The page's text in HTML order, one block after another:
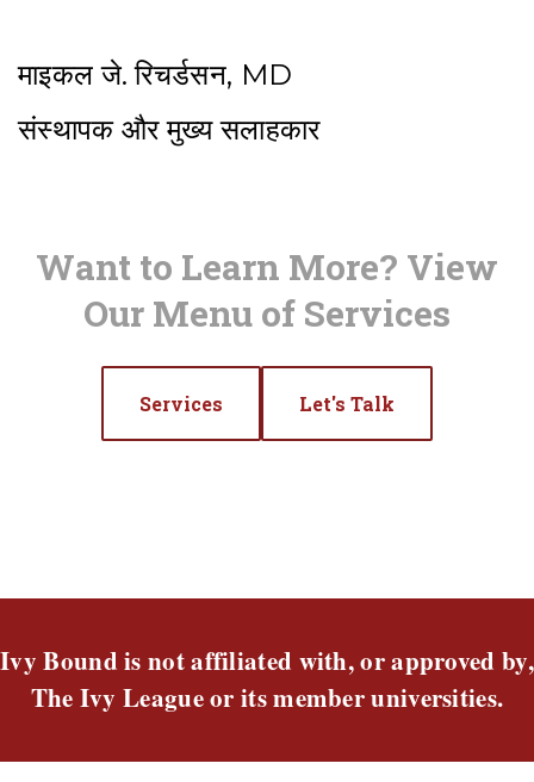
माइकल जे. रिचर्डसन, MD
संस्थापक और मुख्य सलाहकार
Want to Learn More? View
Our Menu of Services
Services Let's Talk
Ivy Bound is not affiliated with, or approved by,
The Ivy League or its member universities.